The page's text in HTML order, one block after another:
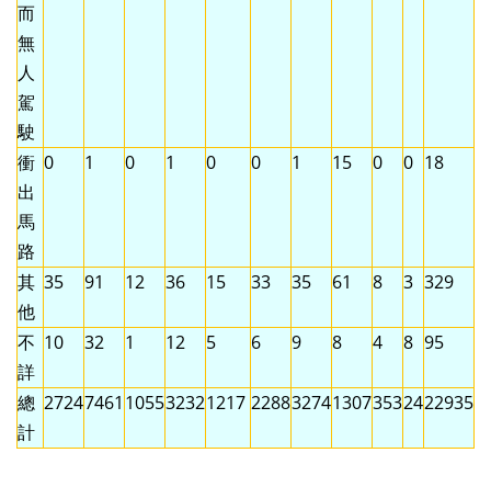
而
無
人
駕
駛
衝
出
馬
路
0 1 0 1 0 0 1 15 0 0 18
其
他
35 91 12 36 15 33 35 61 8 3 329
不
詳
10 32 1 12 5 6 9 8 4 8 95
總
計
27247461 105532321217 2288327413073532422935